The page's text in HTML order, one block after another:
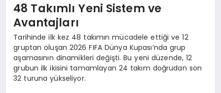
48 Takımlı Yeni Sistem ve
Avantajları
Tarihinde ilk kez 48 takımın mücadele ettiği ve 12
gruptan oluşan 2026 FIFA Dünya Kupası’nda grup
aşamasının dinamikleri değişti. Bu yeni düzende, 12
grubun ilk ikisini tamamlayan 24 takım doğrudan son
32 turuna yükseliyor.